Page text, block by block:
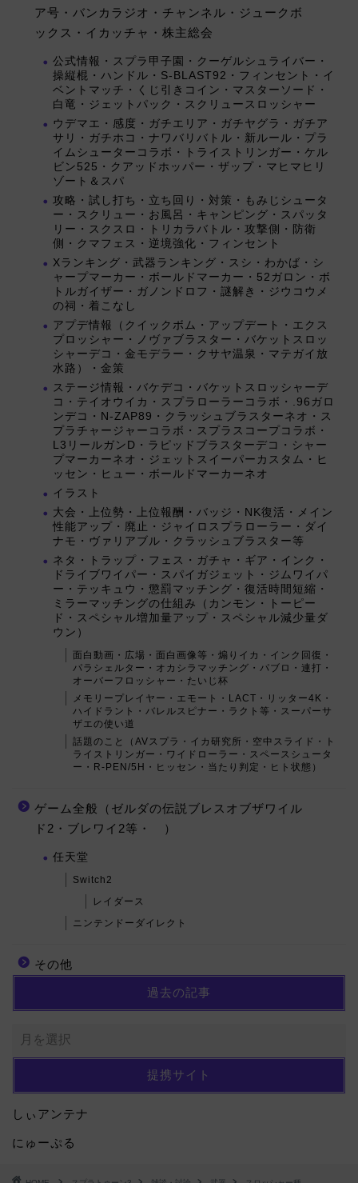
ア号・バンカラジオ・チャンネル・ジュークボ
ックス・イカッチャ・株主総会
公式情報・スプラ甲子園・クーゲルシュライバー・
操縦棍・ハンドル・S-BLAST92・フィンセント・イ
ベントマッチ・くじ引きコイン・マスターソード・
白竜・ジェットパック・スクリュースロッシャー
ウデマエ・感度・ガチエリア・ガチヤグラ・ガチア
サリ・ガチホコ・ナワバリバトル・新ルール・プラ
イムシューターコラボ・トライストリンガー・ケル
ビン525・クアッドホッパー・ザップ・マヒマヒリ
ゾート＆スパ
攻略・試し打ち・立ち回り・対策・もみじシュータ
ー・スクリュー・お風呂・キャンピング・スパッタ
リー・スクスロ・トリカラバトル・攻撃側・防衛
側・クマフェス・逆境強化・フィンセント
Xランキング・武器ランキング・スシ・わかば・シ
ャープマーカー・ボールドマーカー・52ガロン・ボ
トルガイザー・ガノンドロフ・謎解き・ジウコウメ
の祠・着こなし
アプデ情報（クイックボム・アップデート・エクス
プロッシャー・ノヴァブラスター・バケットスロッ
シャーデコ・金モデラー・クサヤ温泉・マテガイ放
水路）・金策
ステージ情報・バケデコ・バケットスロッシャーデ
コ・テイオウイカ・スプラローラーコラボ・.96ガロ
ンデコ・N-ZAP89・クラッシュブラスターネオ・ス
プラチャージャーコラボ・スプラスコープコラボ・
L3リールガンD・ラピッドブラスターデコ・シャー
プマーカーネオ・ジェットスイーパーカスタム・ヒ
ッセン・ヒュー・ボールドマーカーネオ
イラスト
大会・上位勢・上位報酬・バッジ・NK復活・メイン
性能アップ・廃止・ジャイロスプラローラー・ダイ
ナモ・ヴァリアブル・クラッシュブラスター等
ネタ・トラップ・フェス・ガチャ・ギア・インク・
ドライブワイパー・スパイガジェット・ジムワイパ
ー・テッキュウ・懲罰マッチング・復活時間短縮・
ミラーマッチングの仕組み（カンモン・トーピー
ド・スペシャル増加量アップ・スペシャル減少量ダ
ウン）
面白動画・広場・面白画像等・煽りイカ・インク回復・
パラシェルター・オカシラマッチング・パブロ・連打・
オーバーフロッシャー・たいじ杯
メモリープレイヤー・エモート・LACT・リッター4K・
ハイドラント・バレルスピナー・ラクト等・スーパーサ
ザエの使い道
話題のこと（AVスプラ・イカ研究所・空中スライド・ト
ライストリンガー・ワイドローラー・スペースシュータ
ー・R-PEN/5H・ヒッセン・当たり判定・ヒト状態）
ゲーム全般（ゼルダの伝説ブレスオブザワイル
ド2・ブレワイ2等・ ）
任天堂
Switch2
レイダース
ニンテンドーダイレクト
その他
過去の記事
提携サイト
しぃアンテナ
にゅーぷる